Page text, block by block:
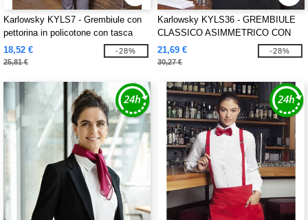
Karlowsky KYLS7 - Grembiule con
pettorina in policotone con tasca
18,52 €
25,81 €
-28%
Karlowsky KYLS36 - GREMBIULE
CLASSICO ASIMMETRICO CON
TASCA
21,69 €
30,27 €
-28%